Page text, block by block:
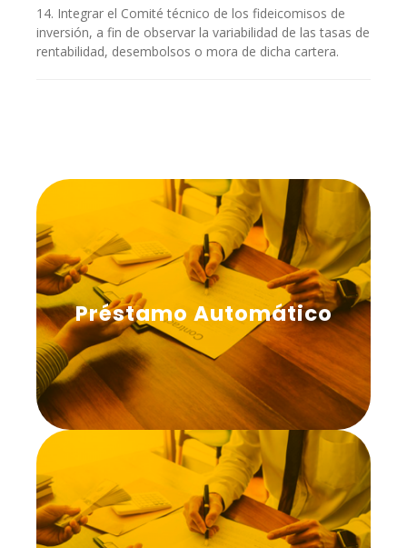
14. Integrar el Comité técnico de los fideicomisos de
inversión, a fin de observar la variabilidad de las tasas de
rentabilidad, desembolsos o mora de dicha cartera.
Préstamo Automático